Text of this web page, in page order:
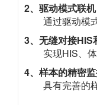
2、驱动模式联机
通过驱动模
3、无缝对接HIS
实现HIS、
4、样本的精密
具有完善的